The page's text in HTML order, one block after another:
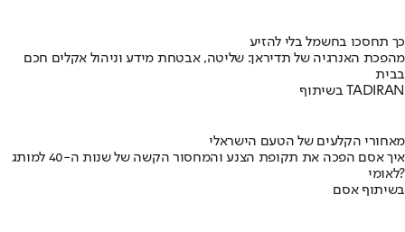
כך תחסכו בחשמל בלי להזיע
מהפכת האנרגיה של תדיראן: שליטה, אבטחת מידע וניהול אקלים חכם
בבית
בשיתוף TADIRAN
מאחורי הקלעים של הטעם הישראלי
איך אסם הפכה את תקופת הצנע והמחסור הקשה של שנות ה-40 למותג
לאומי?
בשיתוף אסם